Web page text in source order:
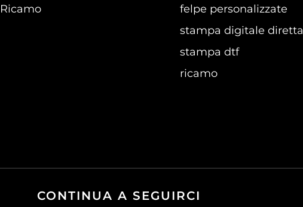
Ricamo
felpe personalizzate
stampa digitale diretta
stampa dtf
ricamo
CONTINUA A SEGUIRCI